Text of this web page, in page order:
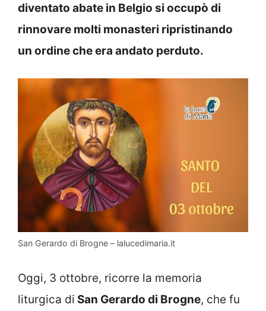
diventato abate in Belgio si occupò di
rinnovare molti monasteri ripristinando
un ordine che era andato perduto.
San Gerardo di Brogne – lalucedimaria.it
Oggi, 3 ottobre, ricorre la memoria
liturgica di San Gerardo di Brogne, che fu